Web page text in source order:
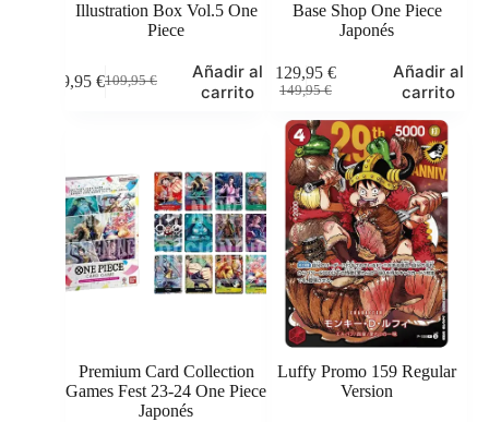
Illustration Box Vol.5 One
Piece
109,95€
El
109,95 €.
99,95 €El
99,95 €.
Añadir al
carrito
Base Shop One Piece
Japonés
149,95€
El
original
era:
149,95 €.
129,95 €
El
actual
es:
129,95 €.
Añadir al
carrito
Premium Card Collection
Games Fest 23-24 One Piece
Japonés
Luffy Promo 159 Regular
Version